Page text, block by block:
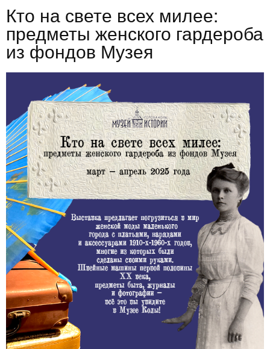
Кто на свете всех милее:
предметы женского гардероба
из фондов Музея